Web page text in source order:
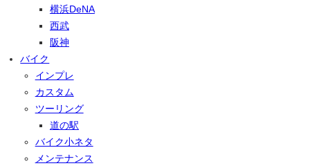
横浜DeNA
西武
阪神
バイク
インプレ
カスタム
ツーリング
道の駅
バイク小ネタ
メンテナンス